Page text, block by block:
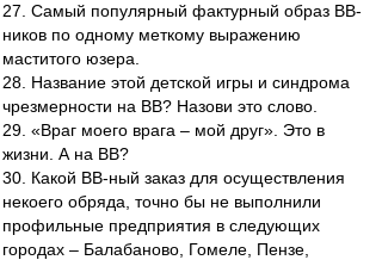
27. Самый популярный фактурный образ ВВ-
ников по одному меткому выражению
маститого юзера.
28. Название этой детской игры и синдрома
чрезмерности на ВВ? Назови это слово.
29. «Враг моего врага – мой друг». Это в
жизни. А на ВВ?
30. Какой ВВ-ный заказ для осуществления
некоего обряда, точно бы не выполнили
профильные предприятия в следующих
городах – Балабаново, Гомеле, Пензе,